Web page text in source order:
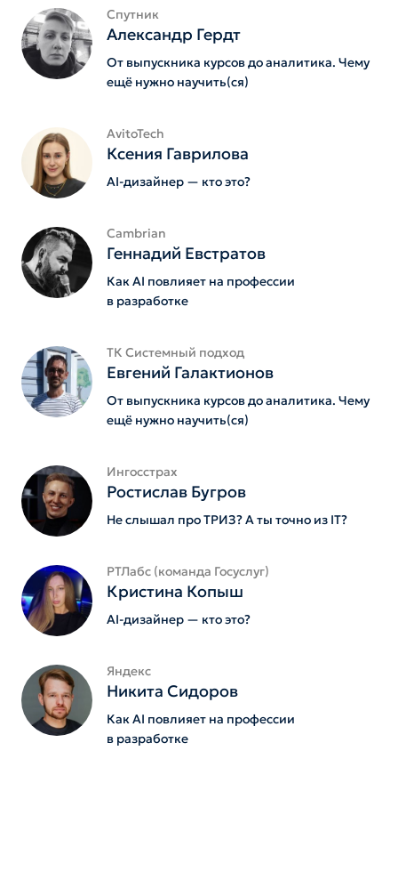
Спутник
Александр Гердт
От выпускника курсов до аналитика. Чему
ещё нужно научить(ся)
AvitoTech
Ксения Гаврилова
AI-дизайнер — кто это?
Cambrian
Геннадий Евстратов
Как AI повлияет на профессии
в разработке
ТК Системный подход
Евгений Галактионов
От выпускника курсов до аналитика. Чему
ещё нужно научить(ся)
Ингосстрах
Ростислав Бугров
Не слышал про ТРИЗ? А ты точно из IT?
РТЛабс (команда Госуслуг)
Кристина Копыш
AI-дизайнер — кто это?
Яндекс
Никита Сидоров
Как AI повлияет на профессии
в разработке